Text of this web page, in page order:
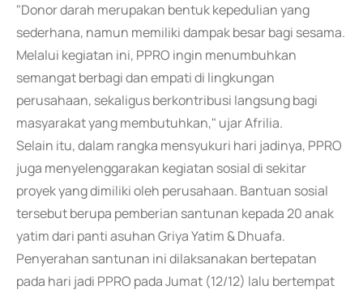
"Donor darah merupakan bentuk kepedulian yang
sederhana, namun memiliki dampak besar bagi sesama.
Melalui kegiatan ini, PPRO ingin menumbuhkan
semangat berbagi dan empati di lingkungan
perusahaan, sekaligus berkontribusi langsung bagi
masyarakat yang membutuhkan," ujar Afrilia.
Selain itu, dalam rangka mensyukuri hari jadinya, PPRO
juga menyelenggarakan kegiatan sosial di sekitar
proyek yang dimiliki oleh perusahaan. Bantuan sosial
tersebut berupa pemberian santunan kepada 20 anak
yatim dari panti asuhan Griya Yatim & Dhuafa.
Penyerahan santunan ini dilaksanakan bertepatan
pada hari jadi PPRO pada Jumat (12/12) lalu bertempat